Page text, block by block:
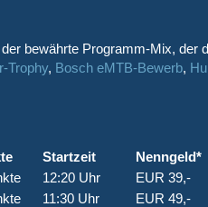
bewährte Programm-Mix,
Trophy, Bosch eMTB-Bewerb,
Startzeit
Nenngeld*
12:20 Uhr
EUR 39,-
11:30 Uhr
EUR 49,-